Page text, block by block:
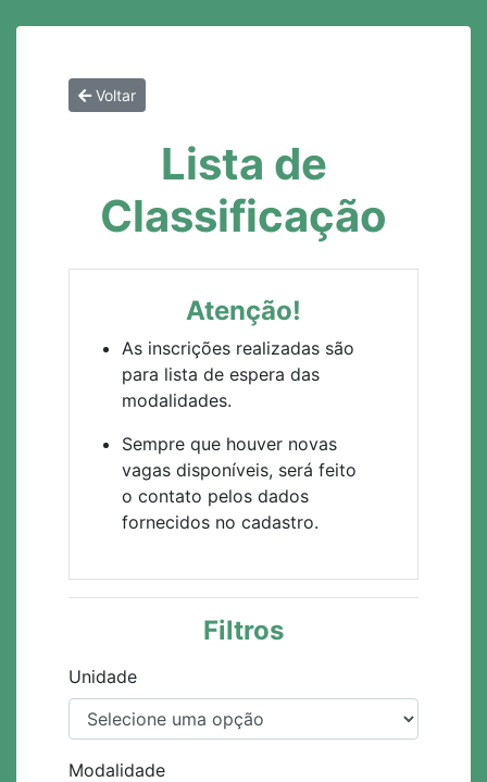
Voltar
Lista de
Classificação
Atenção!
As inscrições realizadas são
para lista de espera das
modalidades.
Sempre que houver novas
vagas disponíveis, será feito
o contato pelos dados
fornecidos no cadastro.
Filtros
Unidade
Modalidade